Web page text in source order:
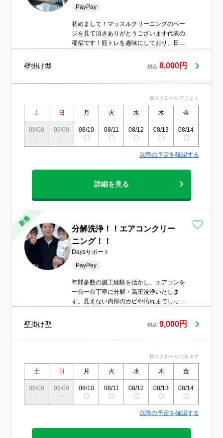
PayPay
初めまして！マッスルクリーニングのペー
ジを見て頂きありがとうございます代表の
稲福です！筋トレを趣味にしており、日本
名前で活動しています！健康を気にしてト
レーニングをされる方が多い反面、身近な
ら使用する物の汚れが放置のままじゃ筋肉
も喜びません。是非一度マッスルクリーニ
か！
壁掛け型 税込 8,000円
横スクロールできます
土 日 月 火 水 木 金
08/08
-
08/09
-
08/10
〇
08/11
〇
08/12
〇
08/13
〇
08/14
〇
以降の予定を確認する
詳細を見る
分解洗浄！！エアコンクリー
ニング！！
Daysサポート
PayPay
年間多数の施工経験を活かし、エアコンを
一台一台丁寧に分解・高圧洗浄いたしま
す。見えない内部のカビや汚れまでしっか
ご確認いただけます。丁寧な対応と安心の
サービスを心掛けていますので、お気軽に
壁掛け型 税込 9,000円
横スクロールできます
土 日 月 火 水 木 金
08/08
-
08/09
-
08/10
〇
08/11
〇
08/12
〇
08/13
〇
08/14
〇
以降の予定を確認する